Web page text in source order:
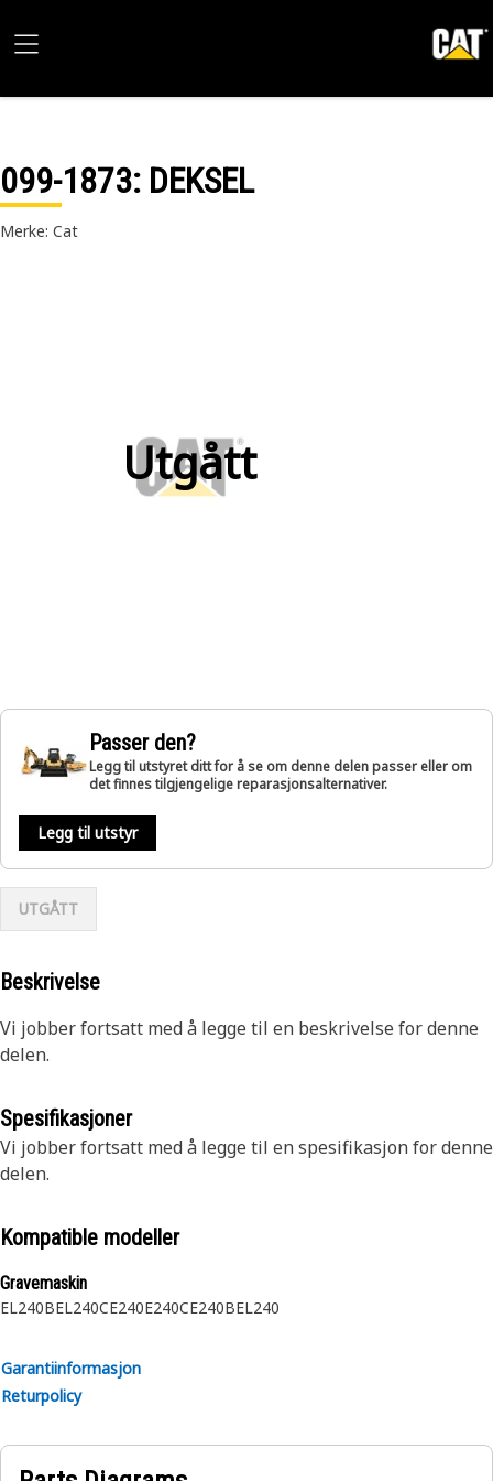
099-1873: DEKSEL
Merke: Cat
Utgått
Passer den?
Legg til utstyret ditt for å se om denne delen passer eller om
det finnes tilgjengelige reparasjonsalternativer.
Legg til utstyr
UTGÅTT
Beskrivelse
Vi jobber fortsatt med å legge til en beskrivelse for denne
delen.
Spesifikasjoner
Vi jobber fortsatt med å legge til en spesifikasjon for denne
delen.
Kompatible modeller
Gravemaskin
EL240BEL240CE240E240CE240BEL240
Garantiinformasjon
Returpolicy